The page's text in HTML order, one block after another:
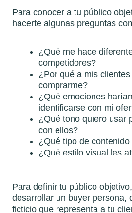
Para conocer a tu público
hacerte algunas preguntas
¿Qué me hace
competidores?
¿Por qué a mis
comprarme?
¿Qué emociones
identificarse con mi
¿Qué tono quiero usar
con ellos?
¿Qué tipo de
¿Qué estilo visual les
Para definir tu público
desarrollar un buyer persona,
ficticio que representa a tu